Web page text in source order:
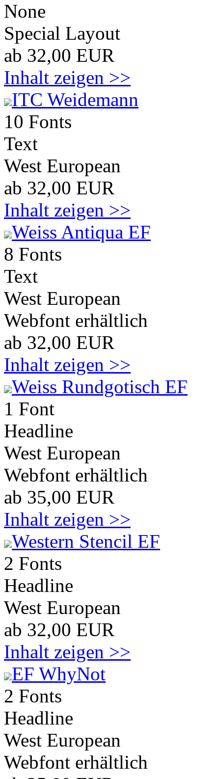
None
Special Layout
ab 32,00 EUR
Inhalt zeigen >>
ITC Weidemann
10 Fonts
Text
West European
ab 32,00 EUR
Inhalt zeigen >>
Weiss Antiqua EF
8 Fonts
Text
West European
Webfont erhältlich
ab 32,00 EUR
Inhalt zeigen >>
Weiss Rundgotisch EF
1 Font
Headline
West European
Webfont erhältlich
ab 35,00 EUR
Inhalt zeigen >>
Western Stencil EF
2 Fonts
Headline
West European
ab 32,00 EUR
Inhalt zeigen >>
EF WhyNot
2 Fonts
Headline
West European
Webfont erhältlich